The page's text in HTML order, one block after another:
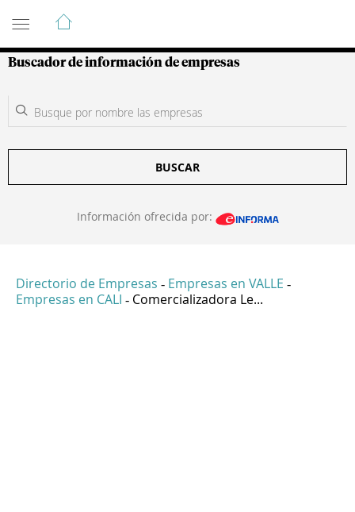
Guía de Empresas Colombianas
Buscador de información de empresas
BUSCAR
Información ofrecida por:
Directorio de Empresas - Empresas en VALLE -
Empresas en CALI - Comercializadora Le...